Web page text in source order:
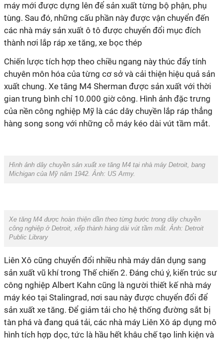
máy mới được dựng lên để sản xuất từng bộ phận, phụ
tùng. Sau đó, những cấu phần này được vận chuyển đến
các nhà máy sản xuất ô tô được chuyển đổi mục đích
thành nơi lắp ráp xe tăng, xe bọc thép
Chiến lược tích hợp theo chiều ngang này thúc đẩy tính
chuyên môn hóa của từng cơ sở và cải thiện hiệu quả sản
xuất chung. Xe tăng M4 Sherman được sản xuất với thời
gian trung bình chỉ 10.000 giờ công. Hình ảnh đặc trưng
của nền công nghiệp Mỹ là các dây chuyền lắp ráp thẳng
hàng song song với những cỗ máy kéo dài vút tầm mắt.
Hình ảnh dây chuyền sản xuất xe tăng M4 tại nhà máy Detroit, bang
Michigan của Mỹ năm 1942. Ảnh: US Army.
Xe tăng M4 được hoàn thiện dần theo từng bước trong dây chuyền
công nghiệp ở Detroit, xếp thành hàng dài vút tầm mắt. Ảnh: Detroit
Public Library
Liên Xô cũng chuyển đổi nhiều nhà máy dân dụng sang
sản xuất vũ khí trong Thế chiến 2. Đáng chú ý, kiến trúc sư
công nghiệp Albert Kahn cũng là người thiết kế nhà máy
máy kéo tại Stalingrad, nơi sau này được chuyển đổi để
sản xuất xe tăng. Để giảm tải cho hệ thống đường sắt bị
tàn phá và đang quá tải, các nhà máy Liên Xô áp dụng mô
hình tích hợp dọc, tức là hầu hết khâu chế tạo linh kiện và